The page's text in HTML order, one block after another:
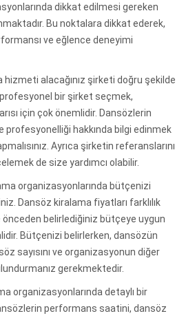
dikkat edilmesi gereken
Bu noktalara dikkat ederek,
ve eğlence deneyimi
hizmeti alacağınız şirketi doğru şekilde
bir şirket seçmek,
için çok önemlidir. Dansözlerin
profesyonelliği hakkında bilgi edinmek
Ayrıca şirketin referanslarını
de size yardımcı olabilir.
organizasyonlarında bütçenizi
Dansöz kiralama fiyatları farklılık
belirlediğiniz bütçeye uygun
Bütçenizi belirlerken, dansözün
sayısını ve organizasyonun diğer
gerekmektedir.
organizasyonlarında detaylı bir
performans saatini, dansöz